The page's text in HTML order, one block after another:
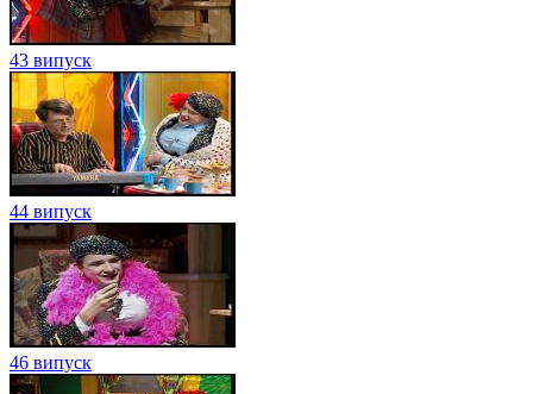
43 випуск
44 випуск
46 випуск